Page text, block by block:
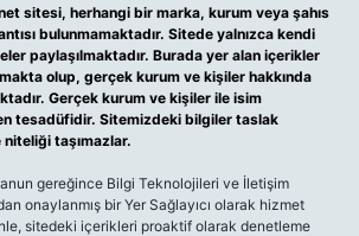
sitesi, herhangi bir marka, kurum veya şahıs
bulunmamaktadır. Sitede yalnızca kendi
paylaşılmaktadır. Burada yer alan içerikler
olup, gerçek kurum ve kişiler hakkında
Gerçek kurum ve kişiler ile isim
tesadüfidir. Sitemizdeki bilgiler taslak
taşımazlar.
gereğince Bilgi Teknolojileri ve İletişim
onaylanmış bir Yer Sağlayıcı olarak hizmet
sitedeki içerikleri proaktif olarak denetleme